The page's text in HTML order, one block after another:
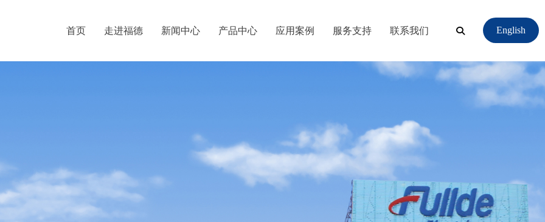
首页 走进福德 新闻中心 产品中心 应用案例 服务支持 联系我们 English